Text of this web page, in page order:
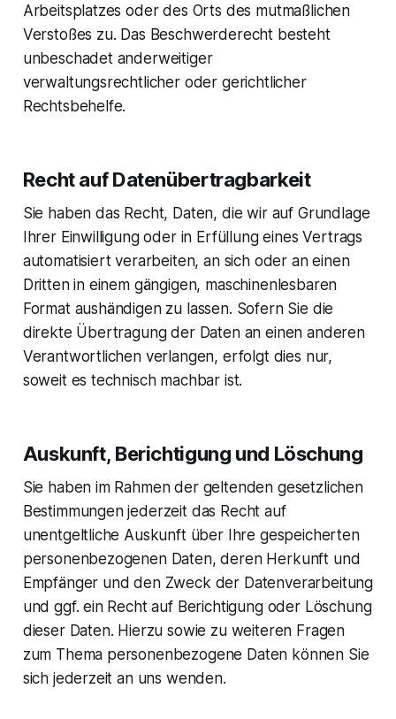
Arbeitsplatzes oder des Orts des mutmaßlichen
Verstoßes zu. Das Beschwerderecht besteht
unbeschadet anderweitiger
verwaltungsrechtlicher oder gerichtlicher
Rechtsbehelfe.
Recht auf Daten­übertrag­barkeit
Sie haben das Recht, Daten, die wir auf Grundlage
Ihrer Einwilligung oder in Erfüllung eines Vertrags
automatisiert verarbeiten, an sich oder an einen
Dritten in einem gängigen, maschinenlesbaren
Format aushändigen zu lassen. Sofern Sie die
direkte Übertragung der Daten an einen anderen
Verantwortlichen verlangen, erfolgt dies nur,
soweit es technisch machbar ist.
Auskunft, Berichtigung und Löschung
Sie haben im Rahmen der geltenden gesetzlichen
Bestimmungen jederzeit das Recht auf
unentgeltliche Auskunft über Ihre gespeicherten
personenbezogenen Daten, deren Herkunft und
Empfänger und den Zweck der Datenverarbeitung
und ggf. ein Recht auf Berichtigung oder Löschung
dieser Daten. Hierzu sowie zu weiteren Fragen
zum Thema personenbezogene Daten können Sie
sich jederzeit an uns wenden.